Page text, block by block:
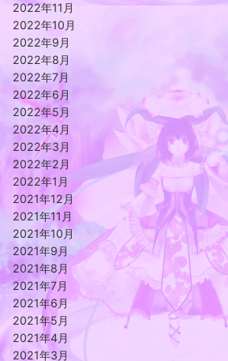
2022年11月
2022年10月
2022年9月
2022年8月
2022年7月
2022年6月
2022年5月
2022年4月
2022年3月
2022年2月
2022年1月
2021年12月
2021年11月
2021年10月
2021年9月
2021年8月
2021年7月
2021年6月
2021年5月
2021年4月
2021年3月